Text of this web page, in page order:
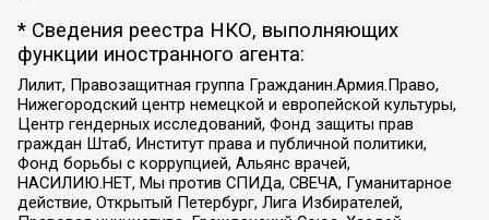
* Сведения реестра НКО, выполняющих
функции иностранного агента:
Лилит, Правозащитная группа Гражданин.Армия.Право,
Нижегородский центр немецкой и европейской культуры,
Центр гендерных исследований, Фонд защиты прав
граждан Штаб, Институт права и публичной политики,
Фонд борьбы с коррупцией, Альянс врачей,
НАСИЛИЮ.НЕТ, Мы против СПИДа, СВЕЧА, Гуманитарное
действие, Открытый Петербург, Лига Избирателей,